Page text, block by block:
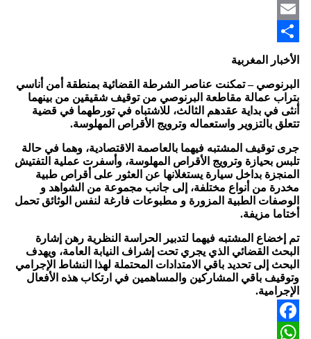
Telegram
Email
Share
الأخبار المغربية
البرنوصي – تمكنت عناصر الشرطة القضائية بمنطقة أمن أناسي
بتراب عمالة مقاطعة البرنوصي من توقيف شقيقين من بينهما
أنثى في بداية عقدهم الثالث، للاشتباه في تورطهما في قضية
تتعلق بالتزوير واستعماله وترويج الأقراص المهلوسة.
جرى توقيف المشتبه فيهما بالعاصمة الاقتصادية، وهما في حالة
تلبس بحيازة وترويج الأقراص المهلوسة، وأسفرت عملية التفتيش
المنجزة بداخل سيارة يستغلانها عن العثور على أقراص طبية
مخدرة من أنواع مختلفة، إلى جانب مجموعة من الشواهد و
الوصفات الطبية المزورة و مطبوعات فارغة لنفس الوثائق تحمل
أختاما مزيفة.
تم إخضاع المشتبه فيهما لتدبير الحراسة النظرية رهن إشارة
البحث القضائي الذي يجري تحت إشراف النيابة العامة، ويهدف
البحث إلى تحديد باقي الامتدادات المحتملة لهذا النشاط الإجرامي
وتوقيف باقي المشاركين والمساهمين في ارتكاب هذه الأفعال
الإجرامية.
Facebook